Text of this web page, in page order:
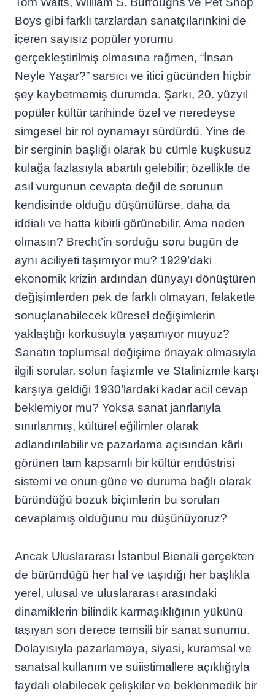
Boys gibi farklı tarzlardan sanatçılarınkini de
içeren sayısız popüler yorumu
gerçekleştirilmiş olmasına rağmen, “İnsan
Neyle Yaşar?” sarsıcı ve itici gücünden hiçbir
şey kaybetmemiş durumda. Şarkı, 20. yüzyıl
popüler kültür tarihinde özel ve neredeyse
simgesel bir rol oynamayı sürdürdü. Yine de
bir serginin başlığı olarak bu cümle kuşkusuz
kulağa fazlasıyla abartılı gelebilir; özellikle de
asıl vurgunun cevapta değil de sorunun
kendisinde olduğu düşünülürse, daha da
iddialı ve hatta kibirli görünebilir. Ama neden
olmasın? Brecht’in sorduğu soru bugün de
aynı aciliyeti taşımıyor mu? 1929’daki
ekonomik krizin ardından dünyayı dönüştüren
değişimlerden pek de farklı olmayan, felaketle
sonuçlanabilecek küresel değişimlerin
yaklaştığı korkusuyla yaşamıyor muyuz?
Sanatın toplumsal değişime önayak olmasıyla
ilgili sorular, solun faşizmle ve Stalinizmle karşı
karşıya geldiği 1930’lardaki kadar acil cevap
beklemiyor mu? Yoksa sanat janrlarıyla
sınırlanmış, kültürel eğilimler olarak
adlandırılabilir ve pazarlama açısından kârlı
görünen tam kapsamlı bir kültür endüstrisi
sistemi ve onun güne ve duruma bağlı olarak
büründüğü bozuk biçimlerin bu soruları
cevaplamış olduğunu mu düşünüyoruz?
Ancak Uluslararası İstanbul Bienali gerçekten
de büründüğü her hal ve taşıdığı her başlıkla
yerel, ulusal ve uluslararası arasındaki
dinamiklerin bilindik karmaşıklığının yükünü
taşıyan son derece temsili bir sanat sunumu.
Dolayısıyla pazarlamaya, siyasi, kuramsal ve
sanatsal kullanım ve suiistimallere açıklığıyla
faydalı olabilecek çelişkiler ve beklenmedik bir